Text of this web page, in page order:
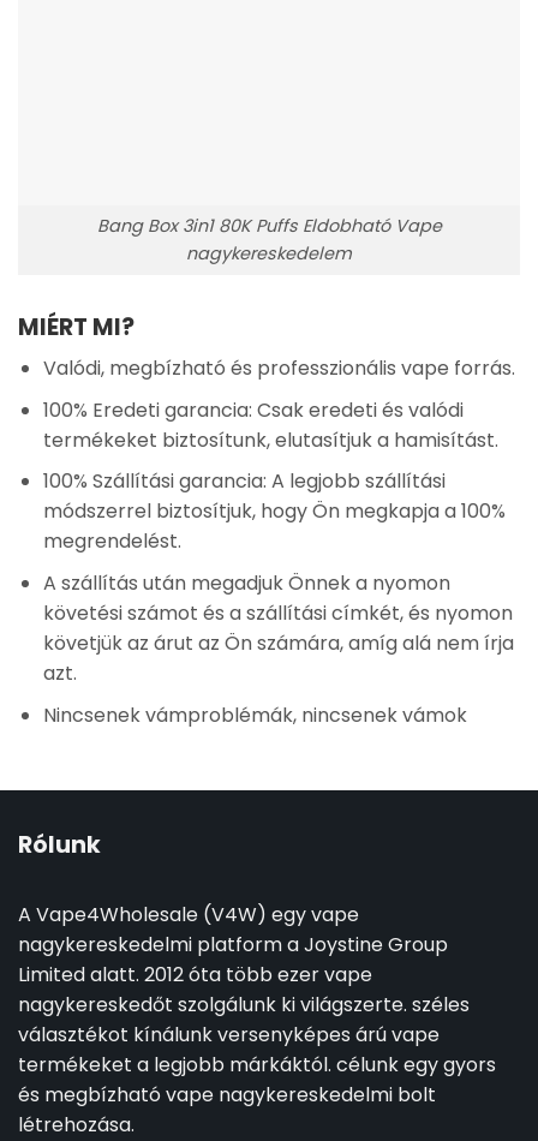
Bang Box 3in1 80K Puffs Eldobható Vape
nagykereskedelem
MIÉRT MI?
Valódi, megbízható és professzionális vape forrás.
100% Eredeti garancia: Csak eredeti és valódi
termékeket biztosítunk, elutasítjuk a hamisítást.
100% Szállítási garancia: A legjobb szállítási
módszerrel biztosítjuk, hogy Ön megkapja a 100%
megrendelést.
A szállítás után megadjuk Önnek a nyomon
követési számot és a szállítási címkét, és nyomon
követjük az árut az Ön számára, amíg alá nem írja
azt.
Nincsenek vámproblémák, nincsenek vámok
Rólunk
A Vape4Wholesale (V4W) egy vape
nagykereskedelmi platform a Joystine Group
Limited alatt. 2012 óta több ezer vape
nagykereskedőt szolgálunk ki világszerte. széles
választékot kínálunk versenyképes árú vape
termékeket a legjobb márkáktól. célunk egy gyors
és megbízható vape nagykereskedelmi bolt
létrehozása.